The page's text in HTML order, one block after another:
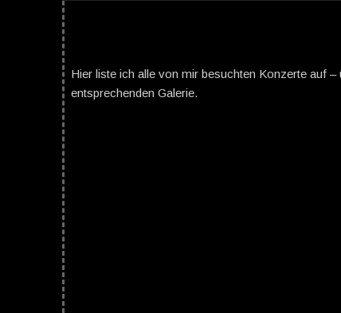
Hier liste ich alle von mir besuchten Konzerte auf
entsprechenden Galerie.